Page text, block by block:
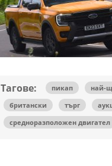
Тагове: пикап най-
британски
търг
средноразположен двигател